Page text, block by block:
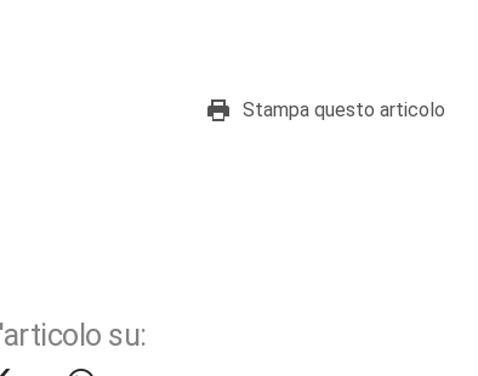
Stampa questo articolo
su: